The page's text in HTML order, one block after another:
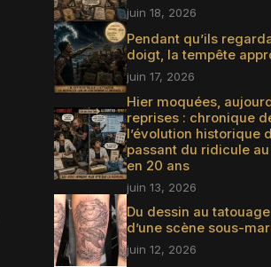
juin 18, 2026
Pendant qu’ils
doigt, la tempête
juin 17, 2026
Hier moquées,
reprises : chronique
l’évolution historique
passant du ridicule
en 20 ans
juin 13, 2026
Du dessin au
d’une scène sous-
juin 12, 2026